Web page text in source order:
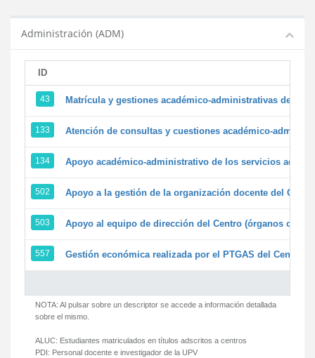
Administración (ADM)
ID
43 Matrícula y gestiones académico-administrativas de la
133 Atención de consultas y cuestiones académico-
134 Apoyo académico-administrativo de los servicios
502 Apoyo a la gestión de la organización docente del
503 Apoyo al equipo de dirección del Centro (órganos
557 Gestión económica realizada por el PTGAS del Centro
NOTA: Al pulsar sobre un descriptor se accede a información detallada
sobre el mismo.
ALUC: Estudiantes matriculados en títulos adscritos a centros
PDI: Personal docente e investigador de la UPV